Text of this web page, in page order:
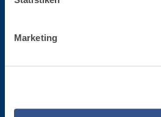
Marketing